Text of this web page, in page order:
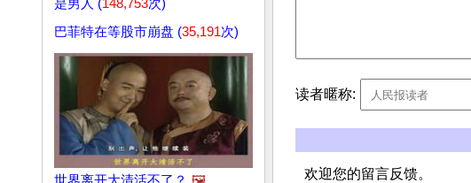
是男人 (148,753次)
巴菲特在等股市崩盘 (35,191次)
读者暱称:
欢迎您的留言反馈。